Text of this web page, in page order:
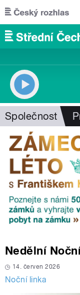
Přejít k hlavnímu
Společnost
Nedělní
14. červen 2026
Noční linka